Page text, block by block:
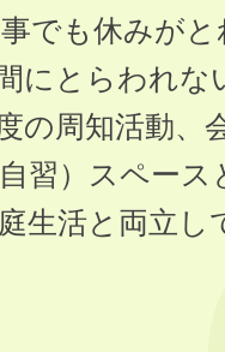
でも休みが
にとらわれ
の周知活動、
習）スペー
生活と両立